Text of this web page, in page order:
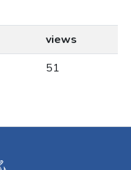
views
51